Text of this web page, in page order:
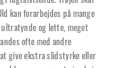
kan forarbejdes på mange
og lette, meget
ofte med andre
give ekstra slidstyrke eller